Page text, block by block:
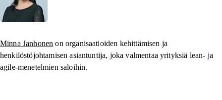
Minna Janhonen on organisaatioiden kehittämisen ja
henkilöstöjohtamisen asiantuntija, joka valmentaa yrityksiä lean- ja
agile-menetelmien saloihin.